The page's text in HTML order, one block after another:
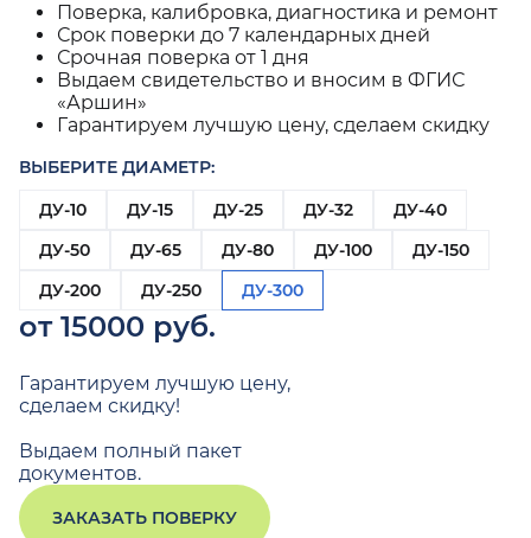
Поверка, калибровка, диагностика и ремонт
Срок поверки до 7 календарных дней
Срочная поверка от 1 дня
Выдаем свидетельство и вносим в ФГИС
«Аршин»
Гарантируем лучшую цену, сделаем скидку
ВЫБЕРИТЕ ДИАМЕТР:
ДУ-10
ДУ-15 ДУ-25 ДУ-32
ДУ-40
ДУ-50
ДУ-65 ДУ-80 ДУ-100
ДУ-150
ДУ-200
ДУ-250 ДУ-300
от 15000 руб.
Гарантируем лучшую цену,
сделаем скидку!
Выдаем полный пакет
документов.
ЗАКАЗАТЬ ПОВЕРКУ